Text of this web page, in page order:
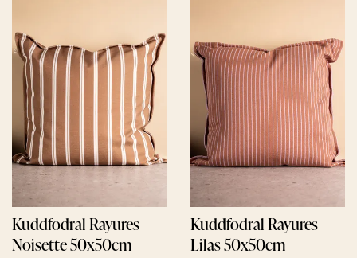
Kuddfodral Rayures
Noisette 50x50cm
Kuddfodral Rayures
Lilas 50x50cm